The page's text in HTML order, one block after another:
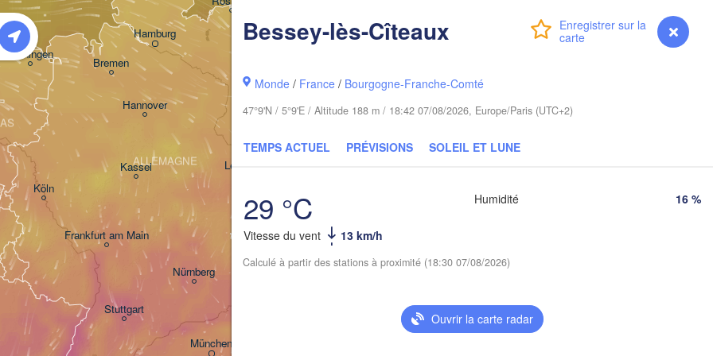
Connexion Premium myVentusky Prévisions
Bessey-lès-Cîteaux
Monde / France / Bourgogne-Franche-Comté
47°9'N / 5°9'E / Altitude 188 m / 18:42 07/08/2026, Europe/Paris (UTC+2)
TEMPS ACTUEL PRÉVISIONS SOLEIL ET LUNE
29 °C
Vitesse du vent 13 km/h
Humidité 16 %
Calculé à partir des stations à proximité (18:30 07/08/2026)
Ouvrir la carte radar
Hamburg
Köln
Frankfurt am Main
Bremen
Hannover
Nürnberg
Kassel
Groningen
ALLEMAGNE
Stuttgart
Warszawa
Praha
Łódź
Leipzig
Olsztyn
Szczecin
POLOGNE
TCHÉQUIE
München
SLOVAQUIE
Гродна
(Hrodna)